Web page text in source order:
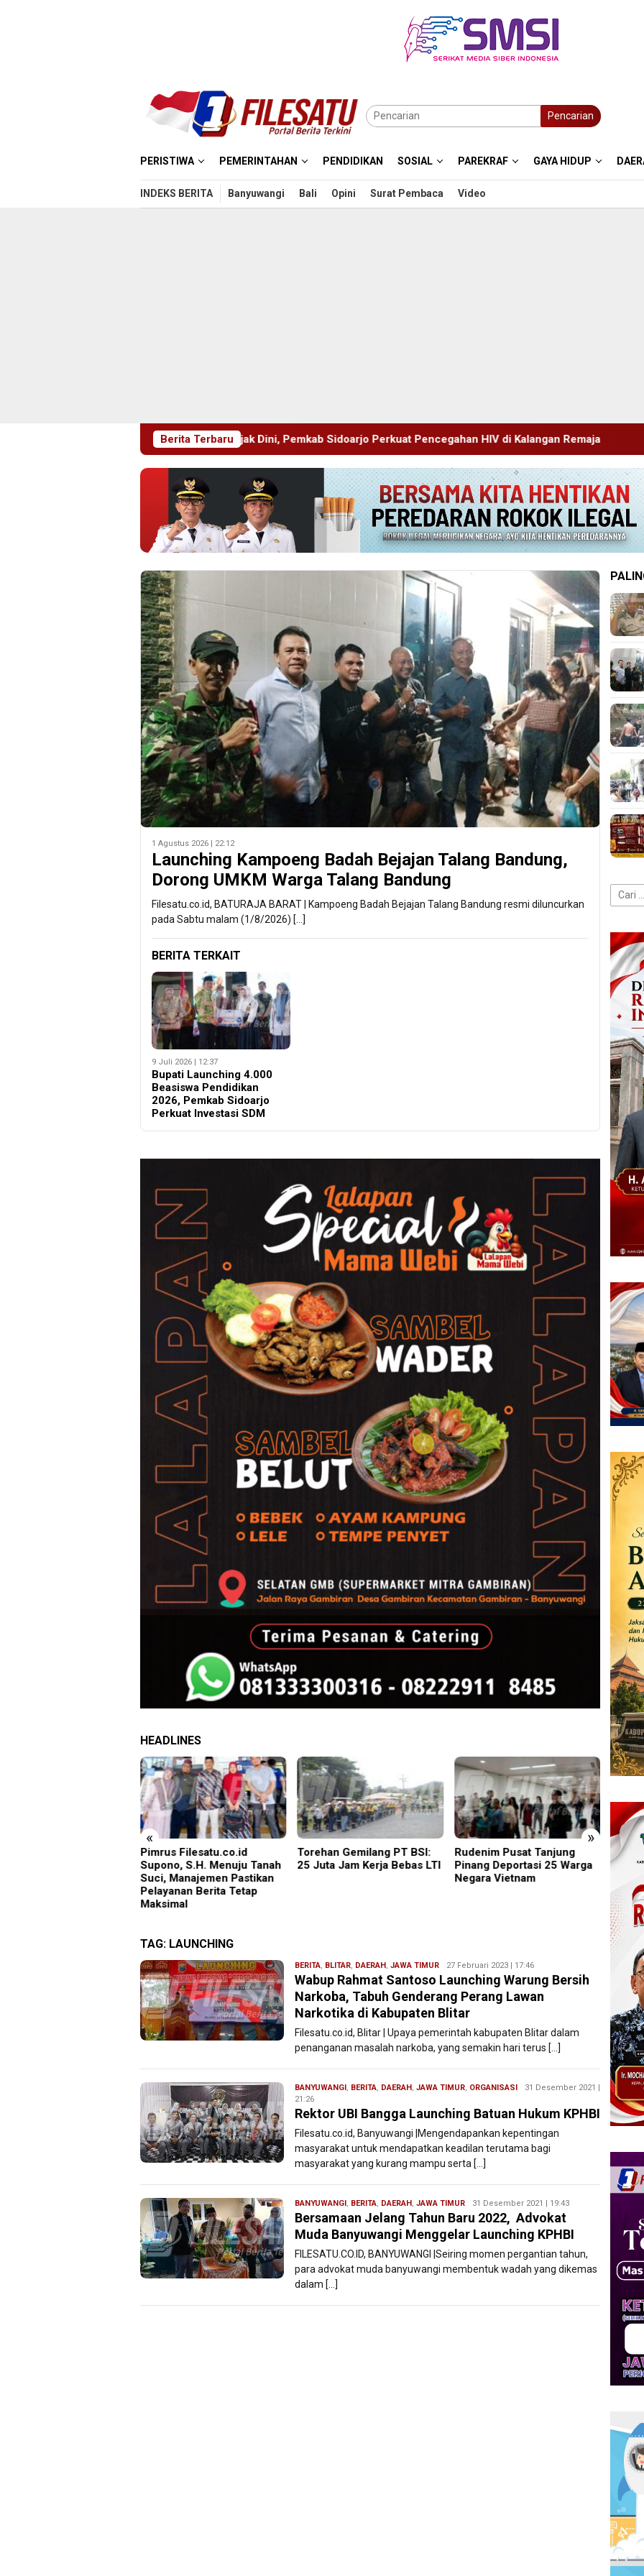
Pencarian
PERISTIWA PEMERINTAHAN PENDIDIKAN SOSIAL PAREKRAF GAYA HIDUP
INDEKS BERITA Banyuwangi Bali Opini Surat Pembaca Video
Berita Terbaru
Edukasi Sejak Dini, Pemkab Sidoarjo Perkuat Pencegahan HIV di Kalangan Remaja Pimrus Filesatu.co.id
1 Agustus 2026 | 22:12
Launching Kampoeng Badah Bejajan Talang Bandung,
Dorong UMKM Warga Talang Bandung
Filesatu.co.id, BATURAJA BARAT | Kampoeng Badah Bejajan Talang Bandung resmi diluncurkan
pada Sabtu malam (1/8/2026) […]
BERITA TERKAIT
9 Juli 2026 | 12:37
Bupati Launching 4.000
Beasiswa Pendidikan
2026, Pemkab Sidoarjo
Perkuat Investasi SDM
HEADLINES
« »
Pimrus Filesatu.co.id
Supono, S.H. Menuju Tanah
Suci, Manajemen Pastikan
Pelayanan Berita Tetap
Maksimal
Torehan Gemilang PT BSI:
25 Juta Jam Kerja Bebas LTI
Rudenim Pusat Tanjung
Pinang Deportasi 25 Warga
Negara Vietnam
TAG: LAUNCHING
BERITA BLITAR DAERAH JAWA TIMUR Redaksi
Filesatu
27 Februari 2023 | 17:46
Wabup Rahmat Santoso Launching Warung Bersih
Narkoba, Tabuh Genderang Perang Lawan
Narkotika di Kabupaten Blitar
Filesatu.co.id, Blitar | Upaya pemerintah kabupaten Blitar dalam
penanganan masalah narkoba, yang semakin hari terus […]
BANYUWANGI BERITA DAERAH JAWA TIMUR ORGANISASI Redaksi
31 Desember 2021 |
21:26
Rektor UBI Bangga Launching Batuan Hukum KPHBI
Filesatu.co.id, Banyuwangi |Mengendapankan kepentingan
masyarakat untuk mendapatkan keadilan terutama bagi
masyarakat yang kurang mampu serta […]
BANYUWANGI BERITA DAERAH JAWA TIMUR Redaksi
Filesatu
31 Desember 2021 | 19:43
Bersamaan Jelang Tahun Baru 2022, Advokat
Muda Banyuwangi Menggelar Launching KPHBI
FILESATU.CO.ID, BANYUWANGI |Seiring momen pergantian tahun,
para advokat muda banyuwangi membentuk wadah yang dikemas
dalam […]
Cari
untuk: